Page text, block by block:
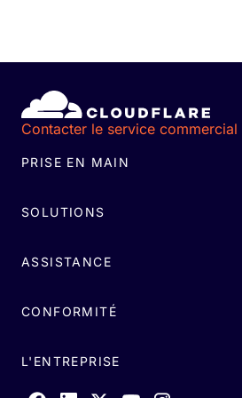
Contacter le service commercial
PRISE EN MAIN
SOLUTIONS
ASSISTANCE
CONFORMITÉ
L'ENTREPRISE